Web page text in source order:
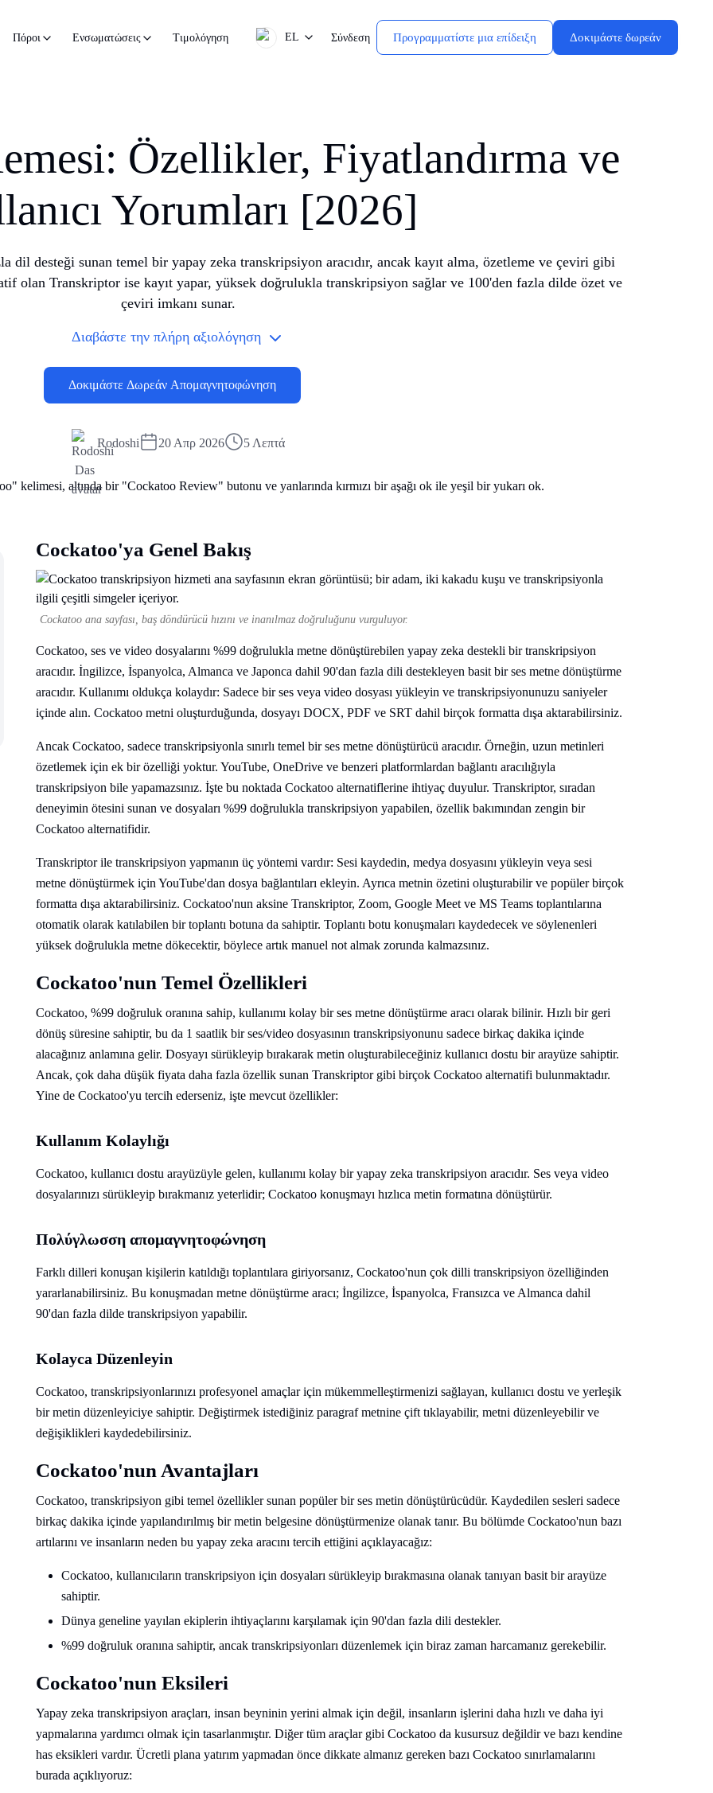
Πόροι Ενσωματώσεις Τιμολόγηση EL Σύνδεση Προγραμματίστε μια επίδειξη Δοκιμάστε δωρεάν
Özellikler, Fiyatlandırma ve
Yorumları [2026]
dil desteği sunan temel bir yapay zeka transkripsiyon aracıdır, ancak kayıt alma, özetleme ve çeviri gibi
olan Transkriptor ise kayıt yapar, yüksek doğrulukla transkripsiyon sağlar ve 100'den fazla dilde özet ve
çeviri imkanı sunar.
Διαβάστε την πλήρη αξιολόγηση
Δοκιμάστε Δωρεάν Απομαγνητοφώνηση
Rodoshi 20 Απρ 2026 5 Λεπτά
Cockatoo'ya Genel Bakış
Cockatoo ana sayfası, baş döndürücü hızını ve inanılmaz doğruluğunu vurguluyor.
Cockatoo, ses ve video dosyalarını %99 doğrulukla metne dönüştürebilen yapay zeka destekli bir transkripsiyon
aracıdır. İngilizce, İspanyolca, Almanca ve Japonca dahil 90'dan fazla dili destekleyen basit bir ses metne dönüştürme
aracıdır. Kullanımı oldukça kolaydır: Sadece bir ses veya video dosyası yükleyin ve transkripsiyonunuzu saniyeler
içinde alın. Cockatoo metni oluşturduğunda, dosyayı DOCX, PDF ve SRT dahil birçok formatta dışa aktarabilirsiniz.
Ancak Cockatoo, sadece transkripsiyonla sınırlı temel bir ses metne dönüştürücü aracıdır. Örneğin, uzun metinleri
özetlemek için ek bir özelliği yoktur. YouTube, OneDrive ve benzeri platformlardan bağlantı aracılığıyla
transkripsiyon bile yapamazsınız. İşte bu noktada Cockatoo alternatiflerine ihtiyaç duyulur. Transkriptor, sıradan
deneyimin ötesini sunan ve dosyaları %99 doğrulukla transkripsiyon yapabilen, özellik bakımından zengin bir
Cockatoo alternatifidir.
Transkriptor ile transkripsiyon yapmanın üç yöntemi vardır: Sesi kaydedin, medya dosyasını yükleyin veya sesi
metne dönüştürmek için YouTube'dan dosya bağlantıları ekleyin. Ayrıca metnin özetini oluşturabilir ve popüler birçok
formatta dışa aktarabilirsiniz. Cockatoo'nun aksine Transkriptor, Zoom, Google Meet ve MS Teams toplantılarına
otomatik olarak katılabilen bir toplantı botuna da sahiptir. Toplantı botu konuşmaları kaydedecek ve söylenenleri
yüksek doğrulukla metne dökecektir, böylece artık manuel not almak zorunda kalmazsınız.
Cockatoo'nun Temel Özellikleri
Cockatoo, %99 doğruluk oranına sahip, kullanımı kolay bir ses metne dönüştürme aracı olarak bilinir. Hızlı bir geri
dönüş süresine sahiptir, bu da 1 saatlik bir ses/video dosyasının transkripsiyonunu sadece birkaç dakika içinde
alacağınız anlamına gelir. Dosyayı sürükleyip bırakarak metin oluşturabileceğiniz kullanıcı dostu bir arayüze sahiptir.
Ancak, çok daha düşük fiyata daha fazla özellik sunan Transkriptor gibi birçok Cockatoo alternatifi bulunmaktadır.
Yine de Cockatoo'yu tercih ederseniz, işte mevcut özellikler:
Kullanım Kolaylığı
Cockatoo, kullanıcı dostu arayüzüyle gelen, kullanımı kolay bir yapay zeka transkripsiyon aracıdır. Ses veya video
dosyalarınızı sürükleyip bırakmanız yeterlidir; Cockatoo konuşmayı hızlıca metin formatına dönüştürür.
Πολύγλωσση απομαγνητοφώνηση
Farklı dilleri konuşan kişilerin katıldığı toplantılara giriyorsanız, Cockatoo'nun çok dilli transkripsiyon özelliğinden
yararlanabilirsiniz. Bu konuşmadan metne dönüştürme aracı; İngilizce, İspanyolca, Fransızca ve Almanca dahil
90'dan fazla dilde transkripsiyon yapabilir.
Kolayca Düzenleyin
Cockatoo, transkripsiyonlarınızı profesyonel amaçlar için mükemmelleştirmenizi sağlayan, kullanıcı dostu ve yerleşik
bir metin düzenleyiciye sahiptir. Değiştirmek istediğiniz paragraf metnine çift tıklayabilir, metni düzenleyebilir ve
değişiklikleri kaydedebilirsiniz.
Cockatoo'nun Avantajları
Cockatoo, transkripsiyon gibi temel özellikler sunan popüler bir ses metin dönüştürücüdür. Kaydedilen sesleri sadece
birkaç dakika içinde yapılandırılmış bir metin belgesine dönüştürmenize olanak tanır. Bu bölümde Cockatoo'nun bazı
artılarını ve insanların neden bu yapay zeka aracını tercih ettiğini açıklayacağız:
Cockatoo, kullanıcıların transkripsiyon için dosyaları sürükleyip bırakmasına olanak tanıyan basit bir arayüze
sahiptir.
Dünya geneline yayılan ekiplerin ihtiyaçlarını karşılamak için 90'dan fazla dili destekler.
%99 doğruluk oranına sahiptir, ancak transkripsiyonları düzenlemek için biraz zaman harcamanız gerekebilir.
Cockatoo'nun Eksileri
Yapay zeka transkripsiyon araçları, insan beyninin yerini almak için değil, insanların işlerini daha hızlı ve daha iyi
yapmalarına yardımcı olmak için tasarlanmıştır. Diğer tüm araçlar gibi Cockatoo da kusursuz değildir ve bazı kendine
has eksikleri vardır. Ücretli plana yatırım yapmadan önce dikkate almanız gereken bazı Cockatoo sınırlamalarını
burada açıklıyoruz: